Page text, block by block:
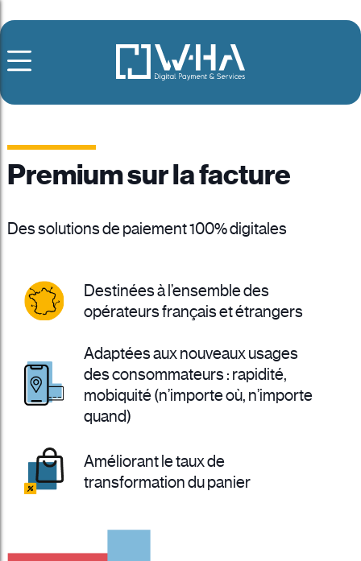
Premium sur la facture
Des solutions de paiement 100% digitales
Destinées à l’ensemble des
opérateurs français et étrangers
Adaptées aux nouveaux usages
des consommateurs : rapidité,
mobiquité (n’importe où, n’importe
quand)
Améliorant le taux de
transformation du panier